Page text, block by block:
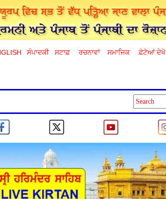
ਸੰਪਾਦਕੀ ਸਟਾਫ਼ ਰਚਨਾਵਾਂ ਸਮਾਜਿਕ ਫ਼ੋਟੋਆਂ ਦੇਖੋ